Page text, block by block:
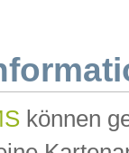
können